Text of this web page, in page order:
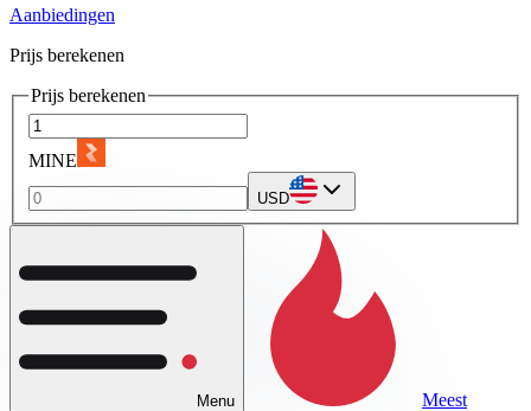
Aanbiedingen
Prijs berekenen
Prijs berekenen
MINE
USD
Menu Meest